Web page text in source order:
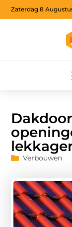
Zaterdag 8
Verbouwen